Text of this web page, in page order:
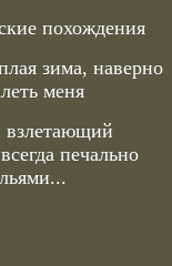
похождения
зима, наверно
меня
взлетающий
печально